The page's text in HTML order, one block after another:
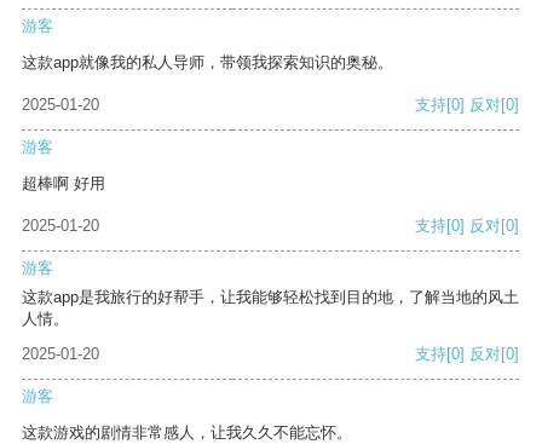
游客
这款app就像我的私人导师，带领我探索知识的奥秘。
2025-01-20 支持[0] 反对[0]
游客
超棒啊 好用
2025-01-20 支持[0] 反对[0]
游客
这款app是我旅行的好帮手，让我能够轻松找到目的地，了解当地的风土
人情。
2025-01-20
支持[0] 反对[0]
游客
这款游戏的剧情非常感人，让我久久不能忘怀。